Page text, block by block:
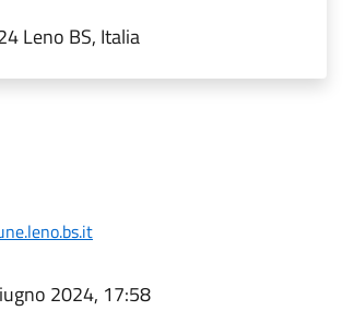
Leno BS, Italia
2024, 17:58